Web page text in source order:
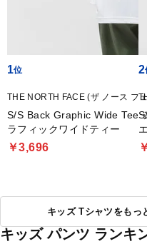
1
THE NORTH FACE (ザ ノース フ
S/S Back Graphic Wide Tee
ラフィックワイドティー
￥3,696
2
S/
キッズ Tシャツをもっ
キッズ パンツ ランキ